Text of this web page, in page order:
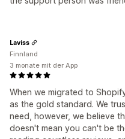
When we migrated to
as the gold standard. We
need, however, we believe
doesn't mean you can't be
Laviss
Finnland
3 monate mit der App